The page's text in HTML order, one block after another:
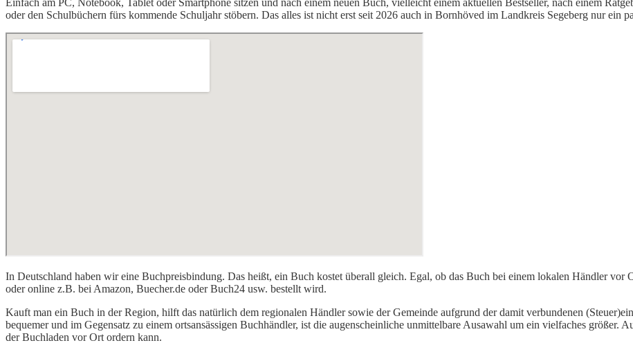
oder den Schulbüchern fürs kommende Schuljahr stöbern. Das alles ist nicht erst seit 2026 auch in Bornhöved im Landkreis Segeberg nur ein
In Deutschland haben wir eine Buchpreisbindung. Das heißt, ein Buch kostet überall gleich. Egal, ob das Buch bei einem lokalen Händler vor
oder online z.B. bei Amazon, Buecher.de oder Buch24 usw. bestellt wird.
Kauft man ein Buch in der Region, hilft das natürlich dem regionalen Händler sowie der Gemeinde aufgrund der damit verbundenen
bequemer und im Gegensatz zu einem ortsansässigen Buchhändler, ist die augenscheinliche unmittelbare Ausawahl um ein vielfaches größer.
der Buchladen vor Ort ordern kann.